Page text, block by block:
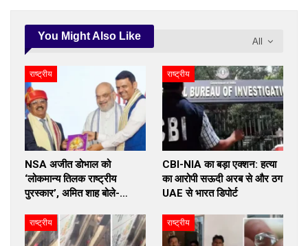
All
You Might Also Like
राष्ट्रीय
NSA अजीत डोभाल को
‘लोकमान्य तिलक राष्ट्रीय
पुरस्कार’, अमित शाह बोले-…
राष्ट्रीय
CBI-NIA का बड़ा एक्शन: हत्या
का आरोपी सऊदी अरब से और ठग
UAE से भारत डिपोर्ट
राष्ट्रीय राष्ट्रीय